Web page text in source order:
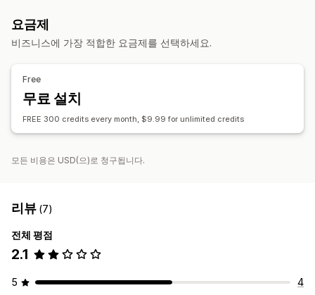
알림
요금제
비즈니스에 가장 적합한 요금제를 선택하세요.
Free
무료 설치
FREE 300 credits every month, $9.99 for unlimited credits
모든 비용은 USD(으)로 청구됩니다.
리뷰 (7)
전체 평점
2.1
5
4